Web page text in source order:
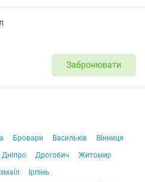
Забронювати
Бровари Васильків
Вінниця
Дніпро Дрогобич
Житомир
Ізмаїл
Ірпінь